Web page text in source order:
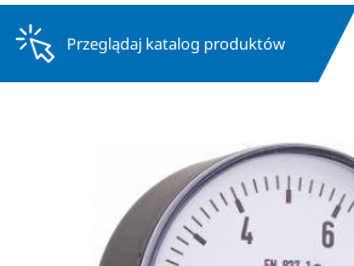
Przeglądaj katalog produktów